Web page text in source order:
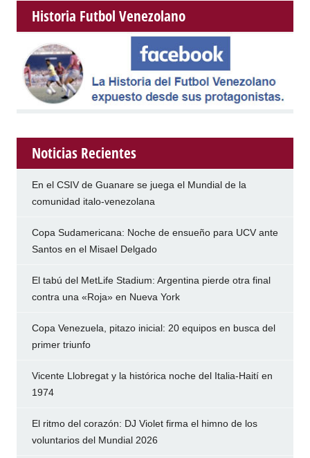
Historia Futbol Venezolano
Noticias Recientes
En el CSIV de Guanare se juega el Mundial de la
comunidad italo-venezolana
Copa Sudamericana: Noche de ensueño para UCV ante
Santos en el Misael Delgado
El tabú del MetLife Stadium: Argentina pierde otra final
contra una «Roja» en Nueva York
Copa Venezuela, pitazo inicial: 20 equipos en busca del
primer triunfo
Vicente Llobregat y la histórica noche del Italia-Haití en
1974
El ritmo del corazón: DJ Violet firma el himno de los
voluntarios del Mundial 2026